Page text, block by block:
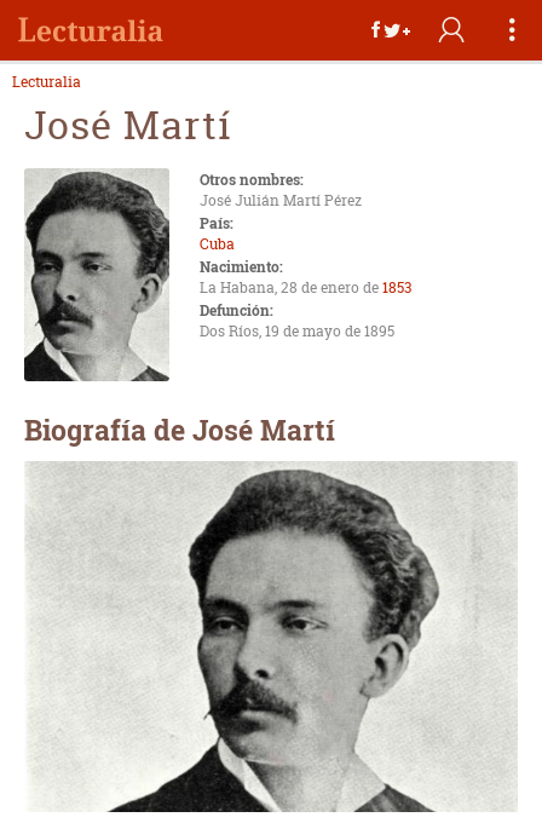
Lecturalia
José Martí
Otros nombres:
José Julián Martí Pérez
País:
Cuba
Nacimiento:
La Habana, 28 de enero de1853
Defunción:
Dos Ríos, 19 de mayo de 1895
Biografía de José Martí